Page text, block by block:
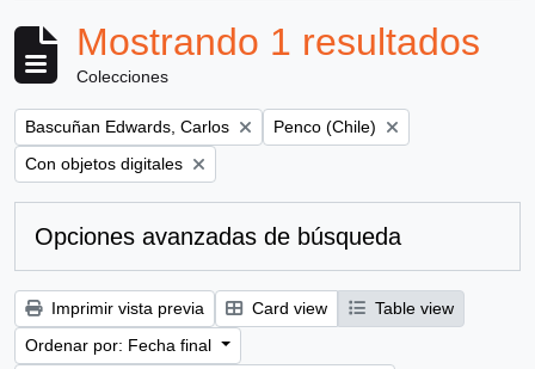
Mostrando 1 resultados
Colecciones
Remove filter:
Bascuñan Edwards, Carlos Remove filter:
Penco (Chile)
Remove filter:
Con objetos digitales
Opciones avanzadas de búsqueda
Imprimir vista previa Card view
Table view
Ordenar por: Fecha final